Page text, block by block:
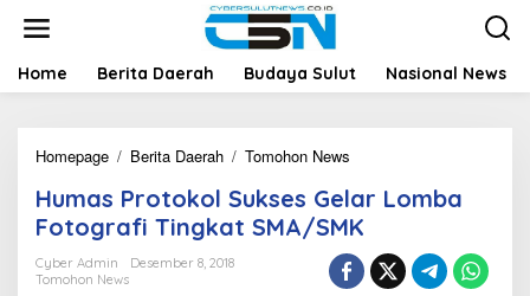
t
Home Berita Daerah Budaya Sulut Nasional News
Homepage / Berita Daerah / Tomohon News
m
a
s
P
r
Humas Protokol Sukses Gelar Lomba
Fotografi Tingkat SMA/SMK
Cyber Admin
Desember 8, 2018
Tomohon News